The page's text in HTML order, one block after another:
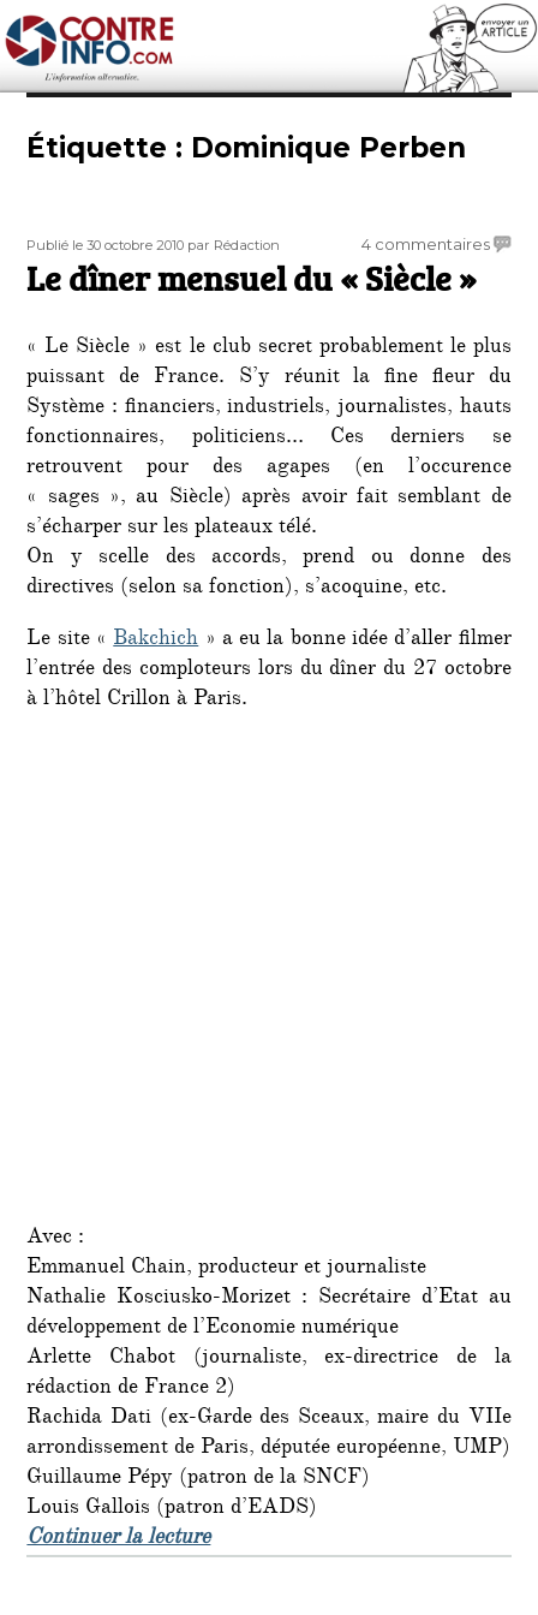
Contre-Info
Étiquette : Dominique Perben
Publié
le
Publié le 30 octobre 2010 Auteur
par Rédaction 4 commentairessur
du
«
Le dîner mensuel du « Siècle »
« Le Siècle » est le club secret probablement le plus
puissant de France. S’y réunit la fine fleur du
Système : financiers, industriels, journalistes, hauts
fonctionnaires, politiciens… Ces derniers se
retrouvent pour des agapes (en l’occurence
« sages », au Siècle) après avoir fait semblant de
s’écharper sur les plateaux télé.
On y scelle des accords, prend ou donne des
directives (selon sa fonction), s’acoquine, etc.
Le site «Bakchich» a eu la bonne idée d’aller filmer
l’entrée des comploteurs lors du dîner du 27 octobre
à l’hôtel Crillon à Paris.
Avec :
Emmanuel Chain, producteur et journaliste
Nathalie Kosciusko-Morizet : Secrétaire d’Etat au
développement de l’Economie numérique
Arlette Chabot (journaliste, ex-directrice de la
rédaction de France 2)
Rachida Dati (ex-Garde des Sceaux, maire du VIIe
arrondissement de Paris, députée européenne, UMP)
Guillaume Pépy (patron de la SNCF)
Louis Gallois (patron d’EADS)
Continuer la lecturede « Le dîner mensuel du « Siècle